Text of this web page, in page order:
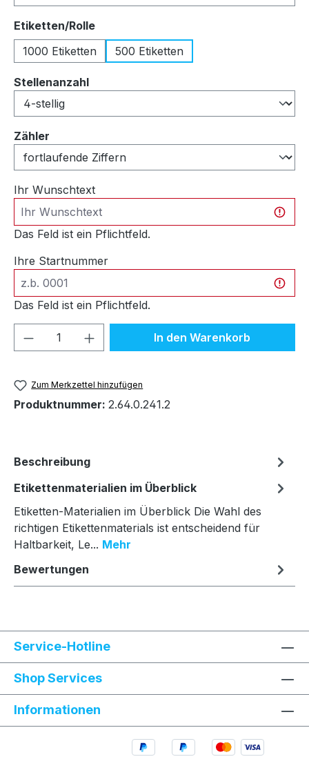
Etiketten/Rolleauswählen
1000 Etiketten
500 Etiketten
Stellenanzahlauswählen
Zähler
Ihr Wunschtext
Das Feld ist ein Pflichtfeld.
Ihre Startnummer
Das Feld ist ein Pflichtfeld.
Produkt Anzahl: Gib denIn den Warenkorb
Zum Merkzettel hinzufügen
Produktnummer: 2.64.0.241.2
Beschreibung
Etikettenmaterialien im Überblick
Etiketten-Materialien im Überblick Die Wahl des
richtigen Etikettenmaterials ist entscheidend für
Haltbarkeit, Le... Mehr
Bewertungen
Service-Hotline
Shop Services
Informationen